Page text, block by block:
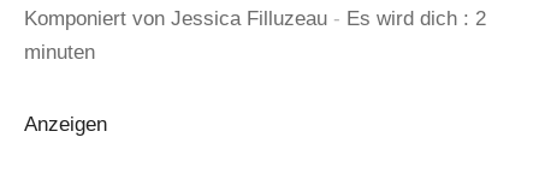
Komponiert von Jessica Filluzeau - Es wird dich : 2
minuten
Anzeigen